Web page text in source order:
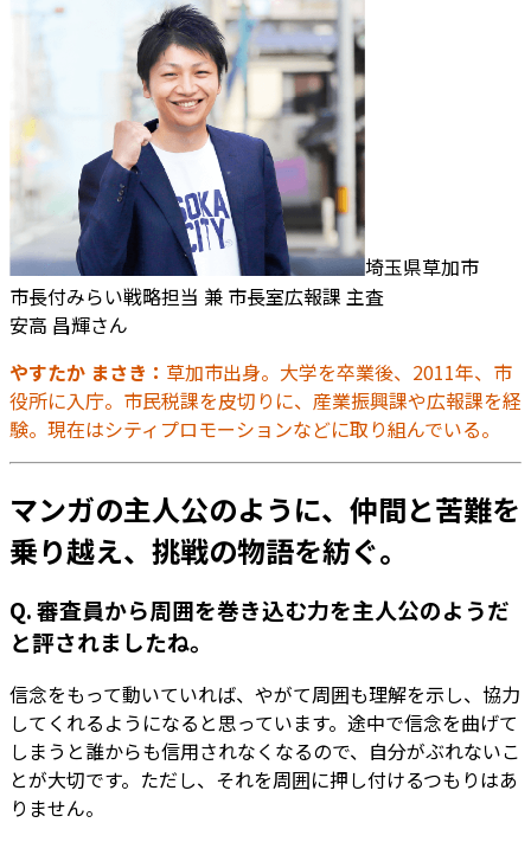
埼玉県草加市
市長付みらい戦略担当 兼 市長室広報課 主査
安高 昌輝さん
やすたか まさき： 草加市出身。大学を卒業後、2011年、市
役所に入庁。市民税課を皮切りに、産業振興課や広報課を経
験。現在はシティプロモーションなどに取り組んでいる。
マンガの主人公のように、仲間と苦難を
乗り越え、挑戦の物語を紡ぐ。
Q. 審査員から周囲を巻き込む力を主人公のようだ
と評されましたね。
信念をもって動いていれば、やがて周囲も理解を示し、協力
してくれるようになると思っています。途中で信念を曲げて
しまうと誰からも信用されなくなるので、自分がぶれないこ
とが大切です。ただし、それを周囲に押し付けるつもりはあ
りません。